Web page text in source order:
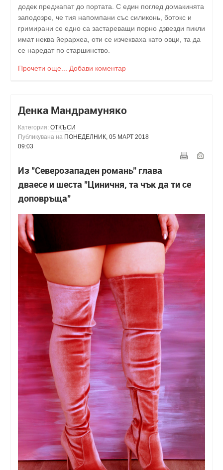
додек преджапат до портата. С един поглед домакинята
заподозре, че тия напомпани със силиконь, ботокс и
гримирани се едно са застареващи порно дзвезди пикли
имат неква йерархеа, оти се изчекваха като овци, та да
се наредат по старшинство.
Прочети още... Добави коментар
Денка Мандрамуняко
Категория: ОТКЪСИ
Публикувана на ПОНЕДЕЛНИК, 05 МАРТ 2018
09:03
Из "Северозападен романь" глава
дваесе и шеста "Циничня, та чък да ти се
доповръща"